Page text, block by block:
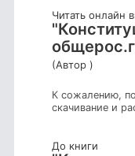
Читать онлайн
(Автор )
К сожалению,
скачивание и
До книги